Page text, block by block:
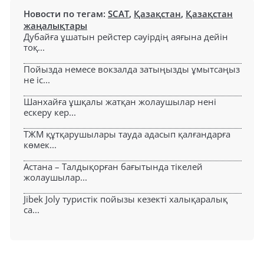
Новости по тегам: SCAT, Қазақстан, Қазақстан
жаңалықтары
Дубайға ұшатын рейстер сәуірдің аяғына дейін
тоқ...
Пойызда немесе вокзалда затыңызды ұмытсаңыз
не іс...
Шанхайға ұшқалы жатқан жолаушылар нені
ескеру кер...
ТЖМ құтқарушылары тауда адасып қалғандарға
көмек...
Астана – Талдықорған бағытында тікелей
жолаушылар...
Jibek Joly туристік пойызы кезекті халықаралық
са...